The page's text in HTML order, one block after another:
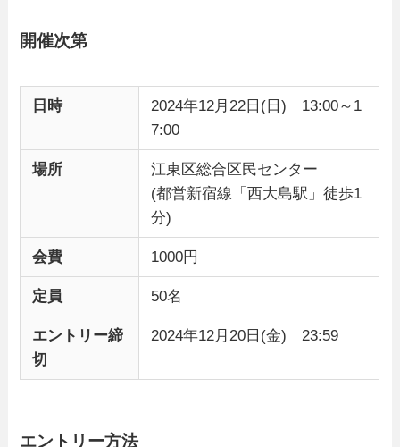
開催次第
日時
2024年12月22日(日) 13:00～1
7:00
場所
江東区総合区民センター
(都営新宿線「西大島駅」徒歩1
分)
会費 1000円
定員 50名
エントリー締
切
2024年12月20日(金) 23:59
エントリー方法